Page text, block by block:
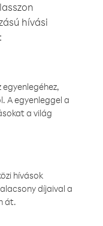
hívási
A egyenleggel a
a világ
hívások
díjaival a
át.